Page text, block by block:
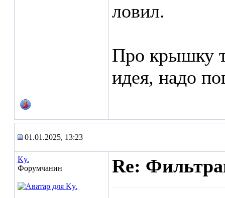
ловил.
Про крышку
идея, надо
01.01.2025, 13:23
Ky.
Форумчанин
Re: